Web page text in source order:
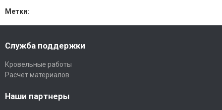
Метки:
Служба поддержки
Кровельные работы
Расчет материалов
Наши партнеры